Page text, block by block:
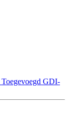
Toegevoegd GDI-